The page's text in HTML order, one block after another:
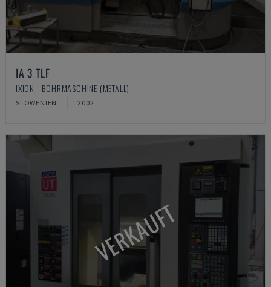
IA 3 TLF
IXION - BOHRMASCHINE (METALL)
SLOWENIEN 2002
VERKAUFT